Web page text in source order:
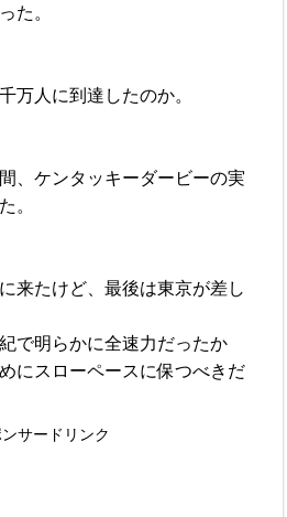
た。
万人に到達したのか。
、ケンタッキーダービーの実
。
来たけど、最後は東京が差し
で明らかに全速力だったか
にスローペースに保つべきだ
ンサードリンク